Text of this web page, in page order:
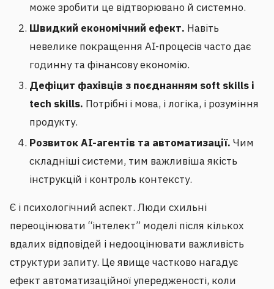
може зробити це відтворювано й системно.
Швидкий економічний ефект. Навіть
невелике покращення AI-процесів часто дає
годинну та фінансову економію.
Дефіцит фахівців з поєднанням soft skills і
tech skills. Потрібні і мова, і логіка, і розуміння
продукту.
Розвиток AI-агентів та автоматизації. Чим
складніші системи, тим важливіша якість
інструкцій і контроль контексту.
Є і психологічний аспект. Люди схильні
переоцінювати “інтелект” моделі після кількох
вдалих відповідей і недооцінювати важливість
структури запиту. Це явище частково нагадує
ефект автоматизаційної упередженості, коли